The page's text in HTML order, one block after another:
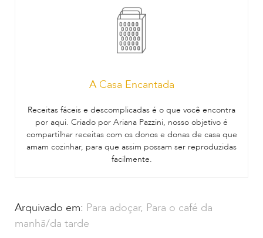
A Casa Encantada
Receitas fáceis e descomplicadas é o que você encontra
por aqui. Criado por Ariana Pazzini, nosso objetivo é
compartilhar receitas com os donos e donas de casa que
amam cozinhar, para que assim possam ser reproduzidas
facilmente.
Arquivado em: Para adoçar, Para o café da
manhã/da tarde